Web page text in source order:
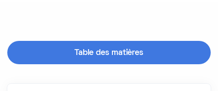
Table des matières